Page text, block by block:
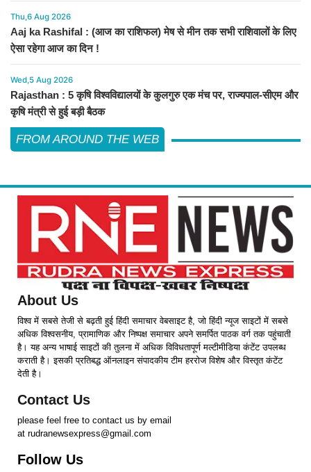
Thu,6 Aug 2026
Aaj ka Rashifal : (आज का राशिफल) मेष से मीन तक सभी राशिवालों के लिए
ऐसा रहेगा आज का दिन !
Wed,5 Aug 2026
Rajasthan : 5 कृषि विश्वविद्यालयों के कुलगुरु एक मंच पर, राज्यपाल-सीएम और
कृषि मंत्री से हुई बड़ी बैठक
FROM AROUND THE WEB
About Us
विश्व में सबसे तेजी से बढ़ती हुई हिंदी समाचार वेबसाइट है, जो हिंदी न्यूज साइटों में सबसे
अधिक विश्वसनीय, प्रामाणिक और निष्पक्ष समाचार अपने समर्पित पाठक वर्ग तक पहुंचाती
है। यह अन्य भाषाई साइटों की तुलना में अधिक विविधतापूर्ण मल्टीमीडिया कंटेंट उपलब्ध
कराती है। इसकी प्रतिबद्ध ऑनलाइन संपादकीय टीम हररोज विशेष और विस्तृत कंटेंट
देती है।
Contact Us
please feel free to contact us by email
at rudranewsexpress@gmail.com
Follow Us